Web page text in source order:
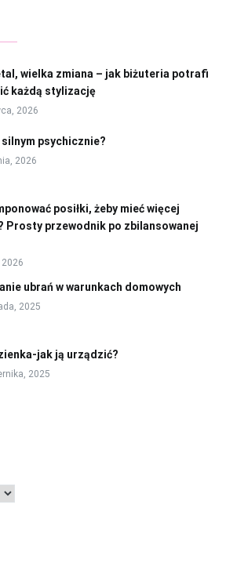
wielka zmiana – jak biżuteria potrafi
każdą stylizację
2026
silnym psychicznie?
2026
posiłki, żeby mieć więcej
Prosty przewodnik po zbilansowanej
ubrań w warunkach domowych
2025
jak ją urządzić?
2025